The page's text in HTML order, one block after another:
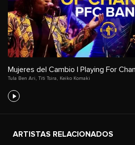
Mujeres del Cambio | Playing For
Tula Ben Ari , Titi Tsira , Keiko Komaki
ARTISTAS RELACIONADOS